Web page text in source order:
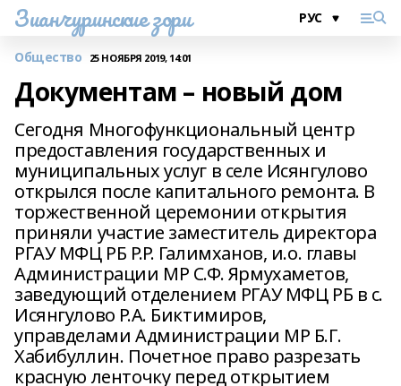
Зианчуринские зори
Общество 25 НОЯБРЯ 2019, 14:01
Документам – новый дом
Сегодня Многофункциональный центр
предоставления государственных и
муниципальных услуг в селе Исянгулово
открылся после капитального ремонта. В
торжественной церемонии открытия
приняли участие заместитель директора
РГАУ МФЦ РБ Р.Р. Галимханов, и.о. главы
Администрации МР С.Ф. Ярмухаметов,
заведующий отделением РГАУ МФЦ РБ в с.
Исянгулово Р.А. Биктимиров,
управделами Администрации МР Б.Г.
Хабибуллин. Почетное право разрезать
красную ленточку перед открытием